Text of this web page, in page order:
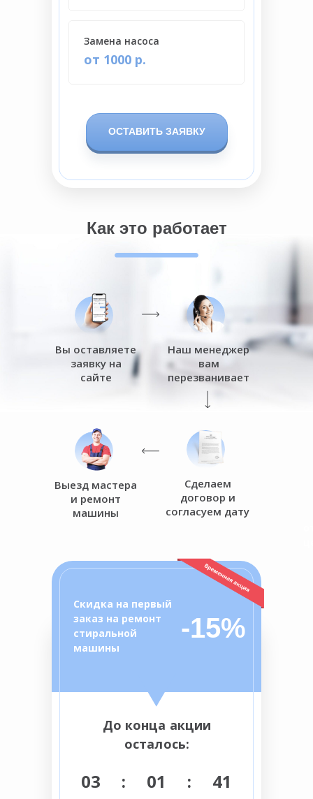
Как это работает
03 : 01 : 40
До конца акции
осталось:
Скидка на первый
заказ на ремонт
стиральной
машины
-15%
ОСТАВИТЬ ЗАЯВКУ
от 1000 р.
Замена насоса
Выезд мастера
и ремонт
машины
Сделаем
договор и
согласуем дату
Наш менеджер
вам
перезванивает
Вы оставляете
заявку на
сайте